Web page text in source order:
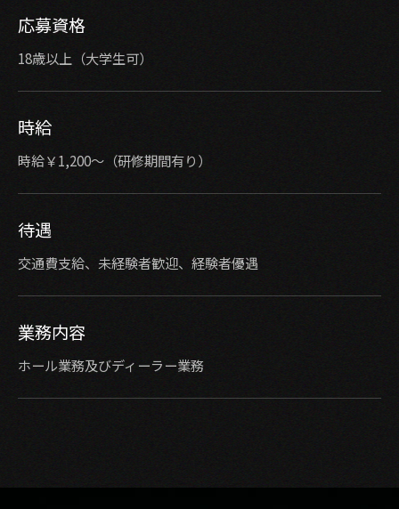
応募資格
18歳以上（大学生可）
時給
時給￥1,200〜（研修期間有り）
待遇
交通費支給、未経験者歓迎、経験者優遇
業務内容
ホール業務及びディーラー業務